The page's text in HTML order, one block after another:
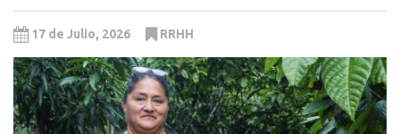
17 de Julio, 2026 RRHH